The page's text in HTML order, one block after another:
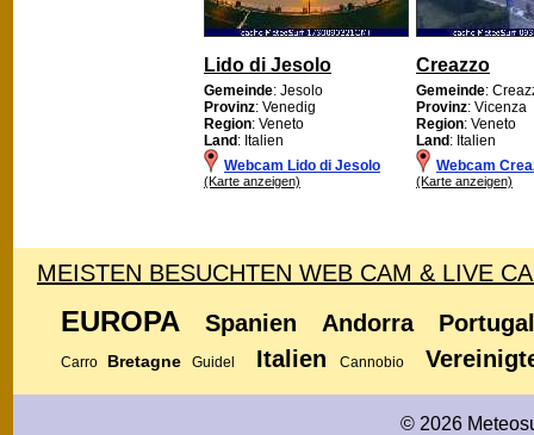
Lido di Jesolo
Gemeinde: Jesolo
Provinz: Venedig
Region: Veneto
Land: Italien
Webcam Lido di Jesolo
(Karte anzeigen)
Creazzo
Gemeinde:
Provinz: Vicenza
Region: Veneto
Land: Italien
Webcam
(Karte anzeigen)
MEISTEN BESUCHTEN WEB CAM & LIVE
EUROPA Spanien Andorra Portugal
Carro Bretagne Guidel Italien Cannobio
© 2026